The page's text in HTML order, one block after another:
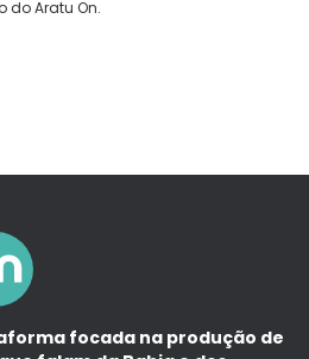
do Aratu On.
focada na produção de